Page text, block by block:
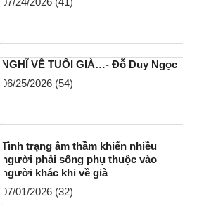
NGHĨ VỀ TUỔI GIÀ…- Đỗ Duy Ngọc
06/25/2026 (54)
Tình trạng âm thầm khiến nhiều
người phải sống phụ thuộc vào
người khác khi về già
07/01/2026 (32)